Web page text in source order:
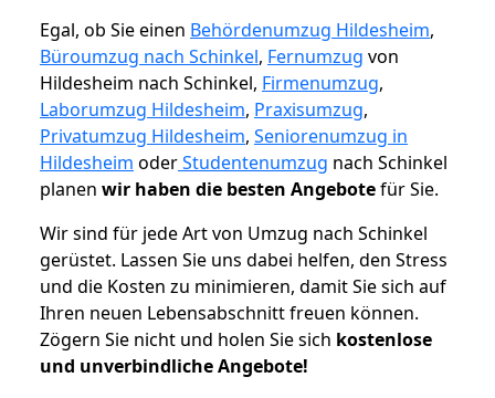
Egal, ob Sie einen Behördenumzug Hildesheim,
Büroumzug nach Schinkel, Fernumzug von
Hildesheim nach Schinkel, Firmenumzug,
Laborumzug Hildesheim, Praxisumzug,
Privatumzug Hildesheim, Seniorenumzug in
Hildesheim oderStudentenumzug nach Schinkel
planen wir haben die besten Angebotefür Sie.
Wir sind für jede Art von Umzug nach Schinkel
gerüstet. Lassen Sie uns dabei helfen, den Stress
und die Kosten zu minimieren, damit Sie sich auf
Ihren neuen Lebensabschnitt freuen können.
Zögern Sie nicht und holen Sie sich kostenlose
und unverbindliche Angebote!